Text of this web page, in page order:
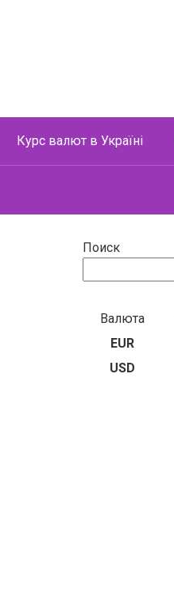
Курс валют в Україні
Поиск
Валюта
EUR
USD